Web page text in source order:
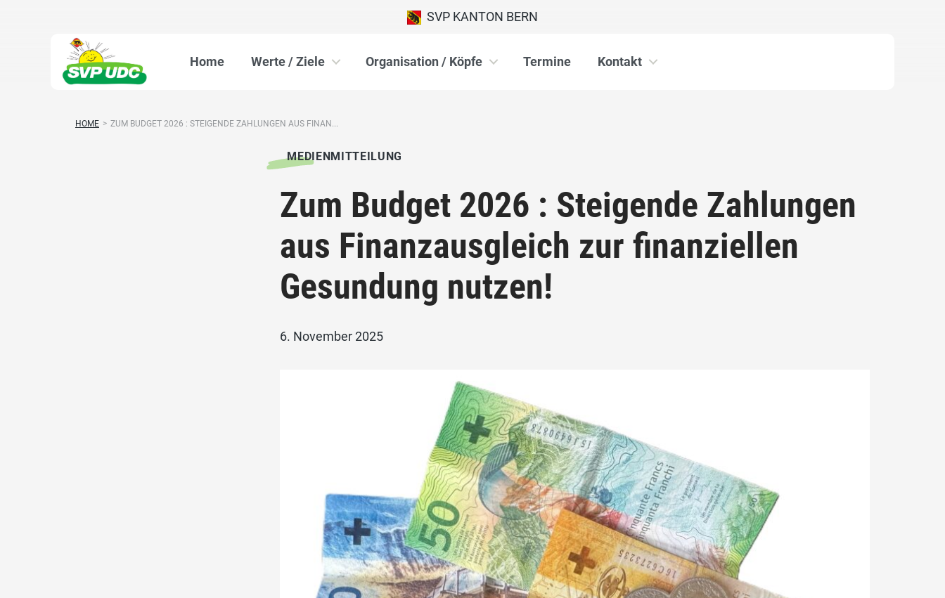
SVP KANTON BERN
Home Werte / Ziele Organisation / Köpfe Termine Kontakt
HOME > ZUM BUDGET 2026 : STEIGENDE ZAHLUNGEN AUS FINAN...
MEDIENMITTEILUNG
Zum Budget 2026 : Steigende Zahlungen
aus Finanzausgleich zur finanziellen
Gesundung nutzen!
6. November 2025